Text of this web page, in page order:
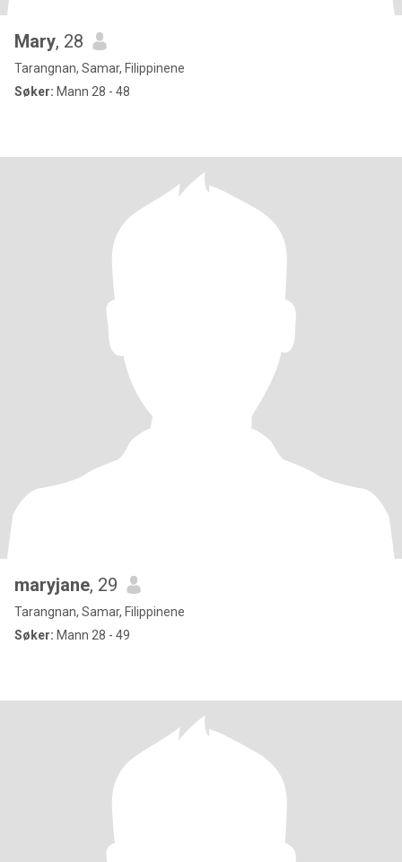
Mary, 28
Tarangnan, Samar, Filippinene
Søker: Mann 28 - 48
maryjane, 29
Tarangnan, Samar, Filippinene
Søker: Mann 28 - 49